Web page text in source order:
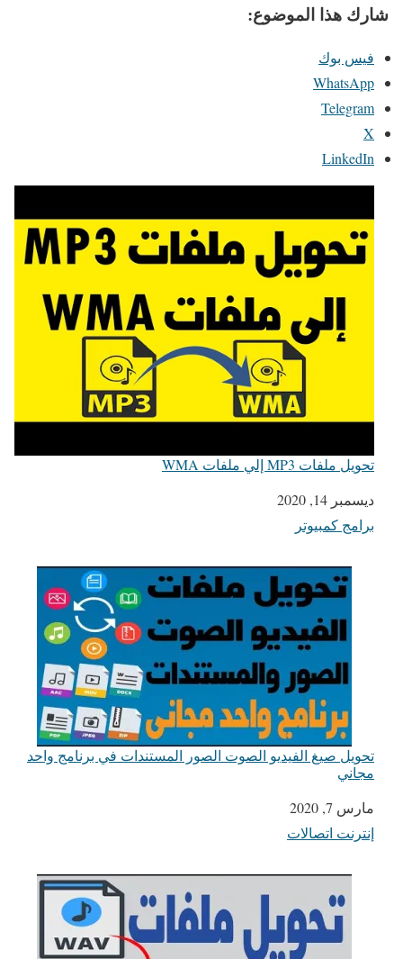
شارك هذا الموضوع:
فيس بوك
WhatsApp
Telegram
X
LinkedIn
تحويل ملفات MP3 إلي ملفات WMA
التاريخ
ديسمبر 14, 2020
في ما يتعلق بما يأتي
برامج كمبيوتر
تحويل صيغ الفيديو الصوت الصور المستندات في برنامج واحد
مجاني
التاريخ
مارس 7, 2020
في ما يتعلق بما يأتي
إنترنت اتصالات